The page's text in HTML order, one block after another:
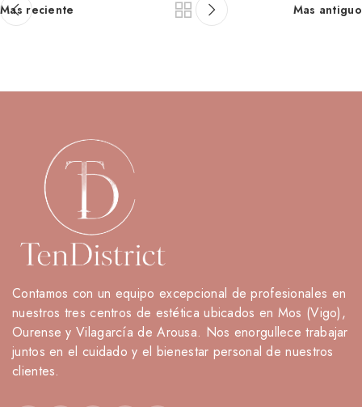
Mas reciente Mas antiguo
Contamos con un equipo excepcional de profesionales en
nuestros tres centros de estética ubicados en Mos (Vigo),
Ourense y Vilagarcía de Arousa. Nos enorgullece trabajar
juntos en el cuidado y el bienestar personal de nuestros
clientes.